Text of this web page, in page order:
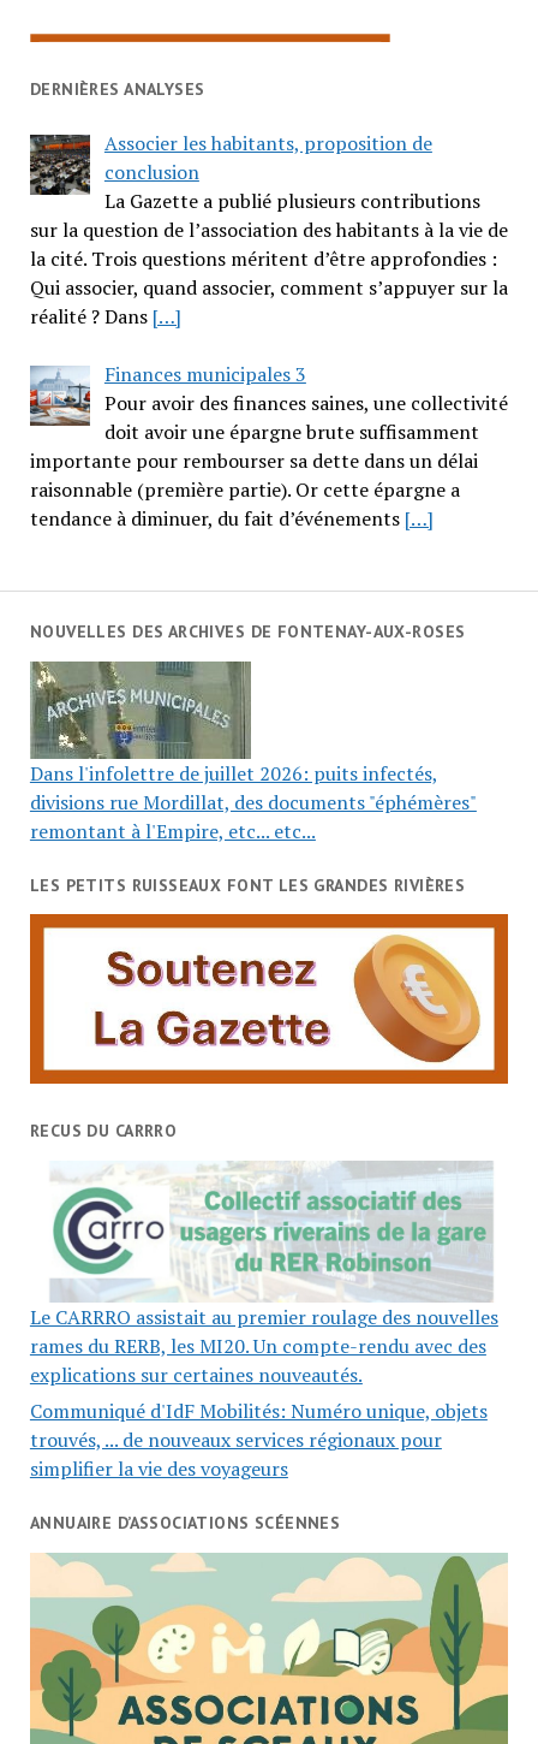
DERNIÈRES ANALYSES
Associer les habitants, proposition de
conclusion
La Gazette a publié plusieurs contributions
sur la question de l’association des habitants à la vie de
la cité. Trois questions méritent d’être approfondies :
Qui associer, quand associer, comment s’appuyer sur la
réalité ? Dans […]
Finances municipales 3
Pour avoir des finances saines, une collectivité
doit avoir une épargne brute suffisamment
importante pour rembourser sa dette dans un délai
raisonnable (première partie). Or cette épargne a
tendance à diminuer, du fait d’événements […]
NOUVELLES DES ARCHIVES DE FONTENAY-AUX-ROSES
Dans l'infolettre de juillet 2026: puits infectés,
divisions rue Mordillat, des documents "éphémères"
remontant à l'Empire, etc... etc...
LES PETITS RUISSEAUX FONT LES GRANDES RIVIÈRES
RECUS DU CARRRO
Le CARRRO assistait au premier roulage des nouvelles
rames du RERB, les MI20. Un compte-rendu avec des
explications sur certaines nouveautés.
Communiqué d'IdF Mobilités: Numéro unique, objets
trouvés, ... de nouveaux services régionaux pour
simplifier la vie des voyageurs
ANNUAIRE D’ASSOCIATIONS SCÉENNES